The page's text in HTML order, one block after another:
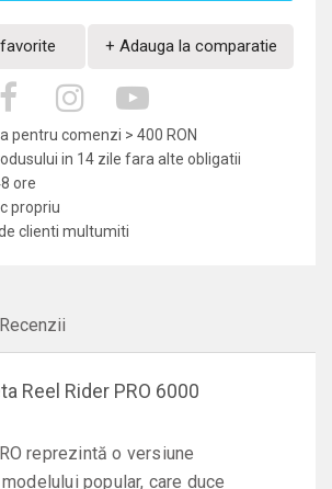
+ Adauga la comparatie
pentru comenzi > 400 RON
in 14 zile fara alte obligatii
ore
propriu
clienti multumiti
Recenzii
Reel Rider PRO 6000
reprezintă o versiune
popular, care duce